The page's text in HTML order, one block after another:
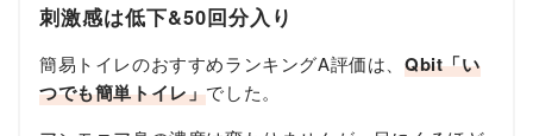
刺激感は低下&50回分入り
簡易トイレのおすすめランキングA評価は、Qbit「い
つでも簡単トイレ」でした。